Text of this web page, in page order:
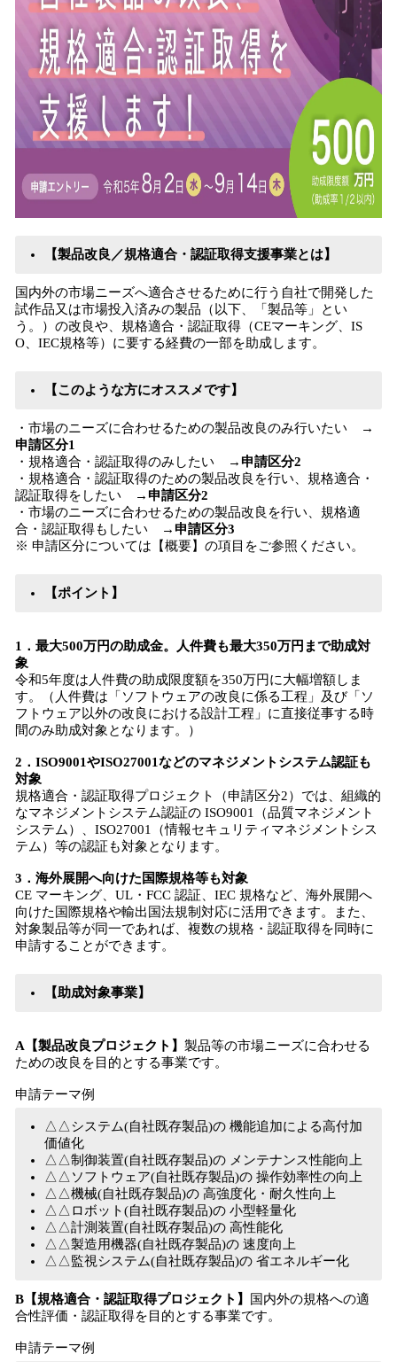
【製品改良／規格適合・認証取得支援事業とは】
国内外の市場ニーズへ適合させるために行う自社で開発した
試作品又は市場投入済みの製品（以下、「製品等」とい
う。）の改良や、規格適合・認証取得（CEマーキング、IS
O、IEC規格等）に要する経費の一部を助成します。
【このような方にオススメです】
・市場のニーズに合わせるための製品改良のみ行いたい →
申請区分1
・規格適合・認証取得のみしたい → 申請区分2
・規格適合・認証取得のための製品改良を行い、規格適合・
認証取得をしたい → 申請区分2
・市場のニーズに合わせるための製品改良を行い、規格適
合・認証取得もしたい → 申請区分3
※ 申請区分については【概要】の項目をご参照ください。
【ポイント】
1．最大500万円の助成金。人件費も最大350万円まで助成対
象
令和5年度は人件費の助成限度額を350万円に大幅増額しま
す。（人件費は「ソフトウェアの改良に係る工程」及び「ソ
フトウェア以外の改良における設計工程」に直接従事する時
間のみ助成対象となります。）
2．ISO9001やISO27001などのマネジメントシステム認証も
対象
規格適合・認証取得プロジェクト（申請区分2）では、組織的
なマネジメントシステム認証の ISO9001（品質マネジメント
システム）、ISO27001（情報セキュリティマネジメントシス
テム）等の認証も対象となります。
3．海外展開へ向けた国際規格等も対象
CE マーキング、UL・FCC 認証、IEC 規格など、海外展開へ
向けた国際規格や輸出国法規制対応に活用できます。また、
対象製品等が同一であれば、複数の規格・認証取得を同時に
申請することができます。
【助成対象事業】
A【製品改良プロジェクト】 製品等の市場ニーズに合わせる
ための改良を目的とする事業です。
申請テーマ例
△△システム(自社既存製品)の 機能追加による高付加
価値化
△△制御装置(自社既存製品)の メンテナンス性能向上
△△ソフトウェア(自社既存製品)の 操作効率性の向上
△△機械(自社既存製品)の 高強度化・耐久性向上
△△ロボット(自社既存製品)の 小型軽量化
△△計測装置(自社既存製品)の 高性能化
△△製造用機器(自社既存製品)の 速度向上
△△監視システム(自社既存製品)の 省エネルギー化
B【規格適合・認証取得プロジェクト】
国内外の規格への適
合性評価・認証取得を目的とする事業です。
申請テーマ例